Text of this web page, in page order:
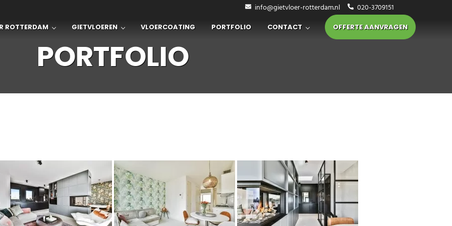
info@gietvloer-rotterdam.nl 020-3709151
Rotterdam is uw gietvloer specialist in de regio
ROTTERDAM GIETVLOEREN VLOERCOATING PORTFOLIO CONTACT OFFERTE AANVRAGEN
PORTFOLIO